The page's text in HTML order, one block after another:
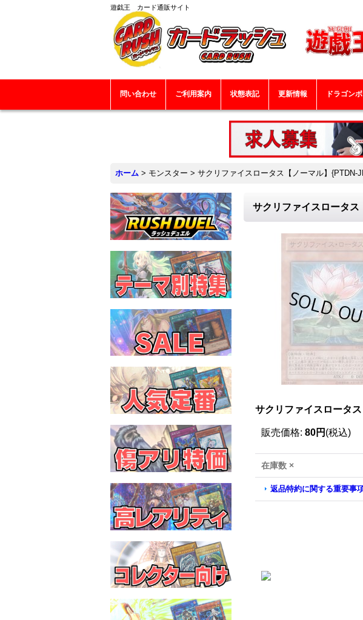
遊戯王 カード通販サイト
問い合わせ ご利用案内 状態表記 更新情報 ドラゴン
ホーム > モンスター > サクリファイスロータス【ノーマル】{PTDN-
サクリファイスロータス
サクリファイスロータ
販売価格: 80円 (税込)
在庫数 ×
返品特約に関する重要事